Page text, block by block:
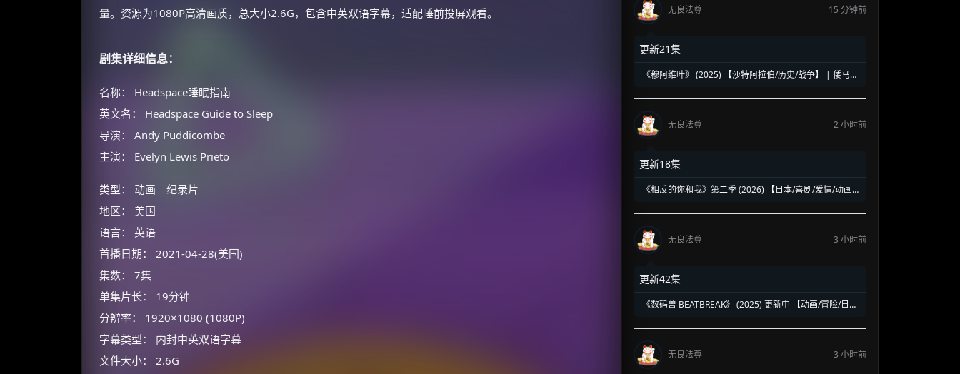
量​。资源为1080P高清画质，总大小2.6G，包含中英双语字幕，适配睡前投屏观看。
剧集详细信息：
名称： Headspace睡眠指南
英文名： Headspace Guide to Sleep
导演： Andy Puddicombe
主演： Evelyn Lewis Prieto
类型： 动画｜纪录片
地区： 美国
语言： 英语
首播日期： 2021-04-28(美国)
集数： 7集
单集片长： 19分钟
分辨率： 1920×1080 (1080P)
字幕类型： 内封中英双语字幕
文件大小： 2.6G
无良法尊 15 分钟前
更新21集
《穆阿维叶》 (2025) 【沙特阿拉伯/历史/战争】 | 倭马亚
无良法尊 2 小时前
更新18集
《相反的你和我》第二季 (2026) 【日本/喜剧/爱情/动画】
番
无良法尊
3 小时前
更新42集
《数码兽 BEATBREAK》 (2025) 更新中 【动画/冒险/日
数码冒险
无良法尊
3 小时前